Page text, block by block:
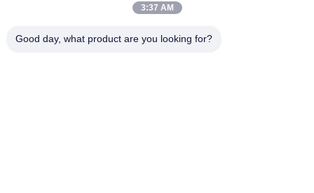
3:37 AM
Good day, what product are you looking for?